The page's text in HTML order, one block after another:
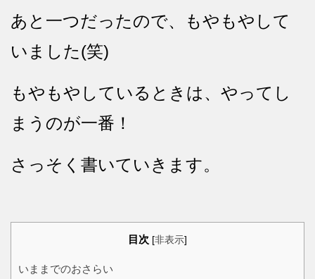
あと一つだったので、もやもやして
いました(笑)
もやもやしているときは、やってし
まうのが一番！
さっそく書いていきます。
目次 [非表示]
いままでのおさらい